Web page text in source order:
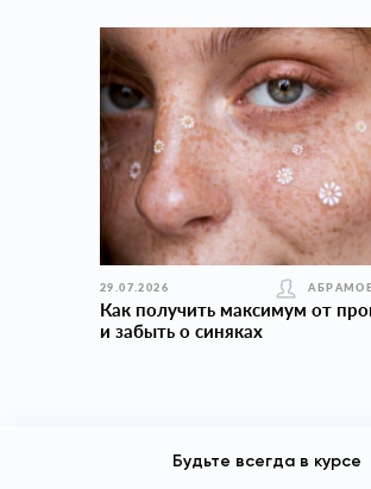
29.07.2026
Как получить максимум от
и забыть о синяках
Будьте всегда в курсе